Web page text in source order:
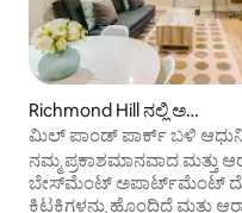
Richmond Hill ನಲ್ಲಿ ಅ
ಪಾರ್ಟ್‌ಮಂಟ್
ಮಿಲ್ ಪಾಂಡ್ ಪಾರ್ಕ್ ಬಳಿ
ಆರಾಮದಾಯಕ ಮನೆ.
ನಮ್ಮ ಪ್ರಕಾಶಮಾನವಾದ ಮತ್ತು
ಬೇಸ್‌ಮೆಂಟ್ ಅಪಾರ್ಟ್‌ಮೆಂಟ್
ಕಿಟಕಿಗಳನ್ನು ಹೊಂದಿದೆ ಮತ್ತು